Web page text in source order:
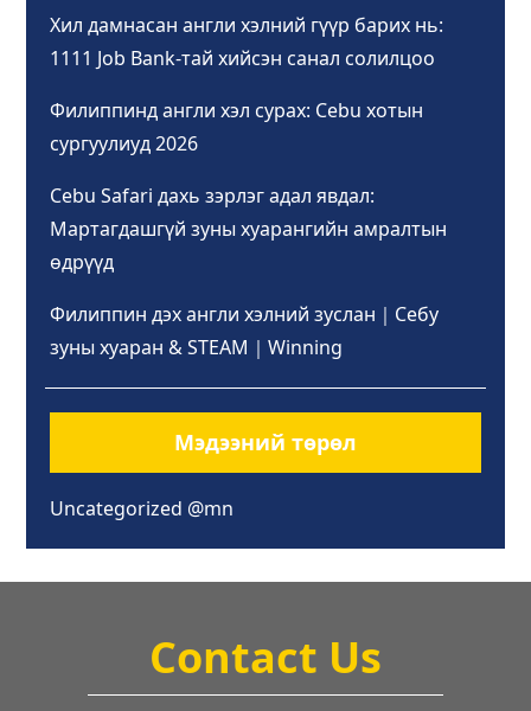
Хил дамнасан англи хэлний гүүр барих нь:
1111 Job Bank-тай хийсэн санал солилцоо
Филиппинд англи хэл сурах: Cebu хотын
сургуулиуд 2026
Cebu Safari дахь зэрлэг адал явдал:
Мартагдашгүй зуны хуарангийн амралтын
өдрүүд
Филиппин дэх англи хэлний зуслан｜Себу
зуны хуаран & STEAM｜Winning
Мэдээний төрөл
Uncategorized @mn
Contact Us